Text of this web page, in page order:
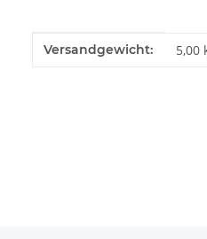
Produkteigenschaft
Wert
Versandgewicht: 5,00